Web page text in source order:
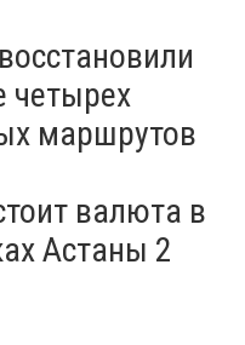
четырех
маршрутов
валюта в
Астаны 2